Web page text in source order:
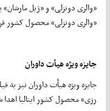
«والری دونزلی» و «ژیل مارشان»
«والری دونزلی» محصول کشور
جایزه ویژه هیأت داوران
جایزه ویژه هیأت داوران نیز به
رزی» محصول کشور ایتالیا اهدا